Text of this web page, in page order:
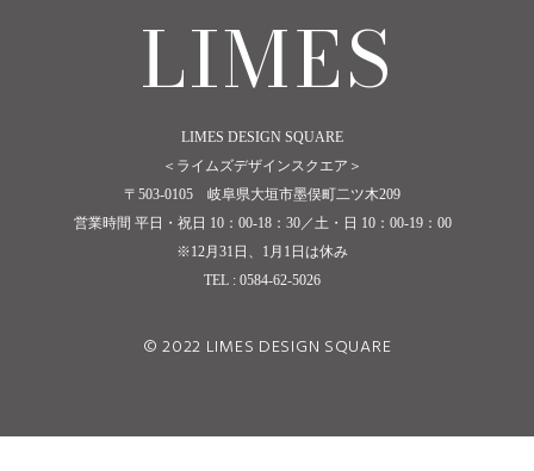
LIMES
LIMES DESIGN SQUARE
＜ライムズデザインスクエア＞
〒503-0105 岐阜県大垣市墨俣町二ツ木209
営業時間 平日・祝日 10：00-18：30／土・日 10：00-19：00
※12月31日、1月1日は休み
TEL : 0584-62-5026
© 2022 LIMES DESIGN SQUARE